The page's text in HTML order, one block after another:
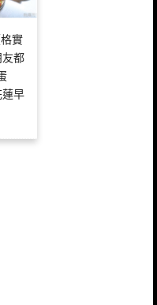
實
友都
蓮早